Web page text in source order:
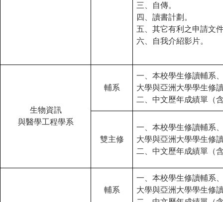
三、自傳。
四、讀書計劃。
五、其它有利之申請文
六、自我介紹影片。
生物資訊
與醫學工程學系
輔系
一、本校學生修讀輔系
大學與亞洲大學學生修
二、中文歷年成績單（
雙主修
一、本校學生修讀輔系
大學與亞洲大學學生修
二、中文歷年成績單（
輔系
一、本校學生修讀輔系
大學與亞洲大學學生修